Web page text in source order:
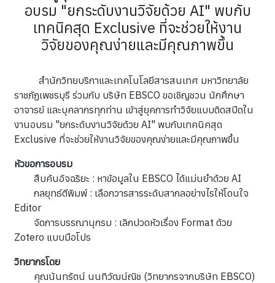
อบรม "ยกระดับงานวิจัยด้วย AI" พบกับ
เทคนิคสุด Exclusive ที่จะช่วยให้งาน
วิจัยของคุณง่ายและมีคุณภาพขึ้น
สำนักวิทยบริกาและเทคโนโลยีสารสนเทศ มหาวิทยาลัย
ราชภัฏเพชรบุรี ร่วมกับ บริษัท EBSCO ขอเชิญชวน นักศึกษา
อาจารย์ และบุคลากรทุกท่าน เข้าสู่ยุคการทำวิจัยแบบติดสปีดใน
งานอบรม "ยกระดับงานวิจัยด้วย AI" พบกับเทคนิคสุด
Exclusive ที่จะช่วยให้งานวิจัยของคุณง่ายและมีคุณภาพขึ้น
หัวขอการอบรม
สืบค้นอัจฉริยะ : หาข้อมูลใน EBSCO ได้แม่นยำด้วย AI
กลยุทธ์ตีพิมพ์ : เลือกวารสารระดับสากลอย่างไรให้โดนใจ
Editor
จัดการบรรณานุกรม : เลิกปวดหัวเรื่อง Format ด้วย
Zotero แบบมือโปร
วิทยากรโดย
คุณนันทรัตน์ นนทิวัฒน์ณิช (วิทยากรจากบริษัท EBSCO)